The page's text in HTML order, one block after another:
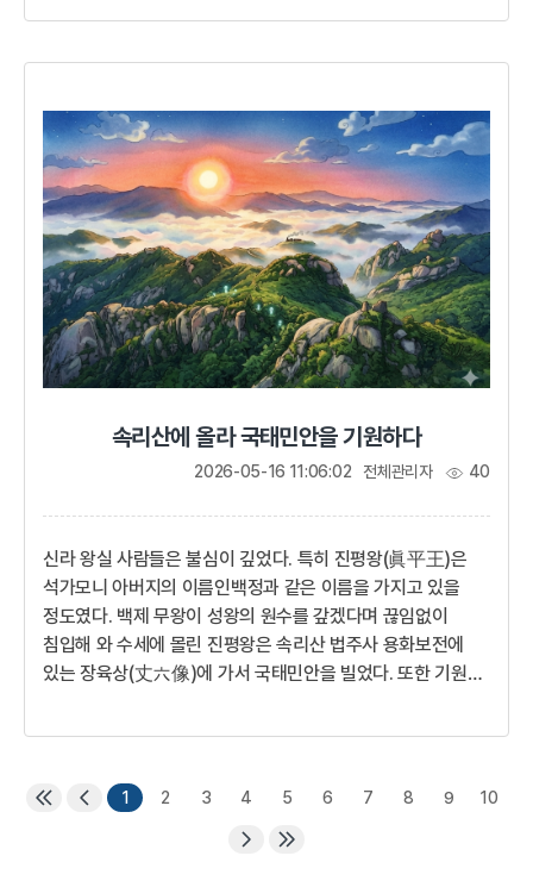
정벌하게 되었다. 이제 우리에게 새로운 시대가 열리고 있는
것이다!아버지 김춘추의 꿈을 따라 법민아삼국이 나뉘어 피를
흘리며 끊임없이 백성들이 죽어나가...
속리산에 올라 국태민안을 기원하다
전체관리자 40
신라 왕실 사람들은 불심이 깊었다. 특히 진평왕(眞平王)은
석가모니 아버지의 이름인백정과 같은 이름을 가지고 있을
정도였다. 백제 무왕이 성왕의 원수를 갚겠다며 끊임없이
침입해 와 수세에 몰린 진평왕은 속리산 법주사 용화보전에
있는 장육상(丈六像)에 가서 국태민안을 빌었다. 또한 기원을
함께 행차했다고 전해진다.진흥대왕이시여, 대왕께서
남겨주신 이 영토를 원수 백제가 노략질하는 것을
막아주시옵소서. 부처님의 은덕으로 신라가 이 위기에서
2026-05-16 11:06:02
1 2 3 4 5 6 7 8 9 10